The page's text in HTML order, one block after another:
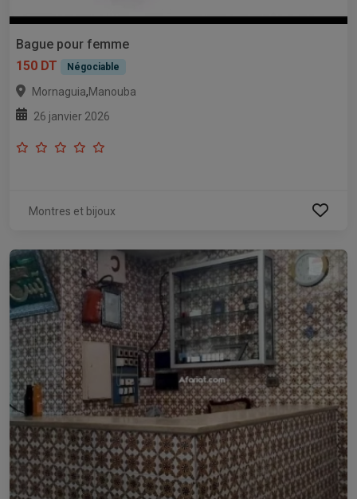
Bague pour femme
150 DT
Négociable
Mornaguia,Manouba
26 janvier 2026
Montres et bijoux